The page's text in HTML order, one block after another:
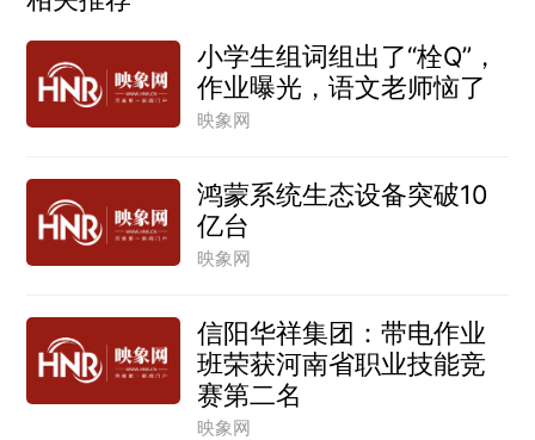
小学生组词组出了“栓Q”，
作业曝光，语文老师恼了
映象网
鸿蒙系统生态设备突破10
亿台
映象网
信阳华祥集团：带电作业
班荣获河南省职业技能竞
赛第二名
映象网